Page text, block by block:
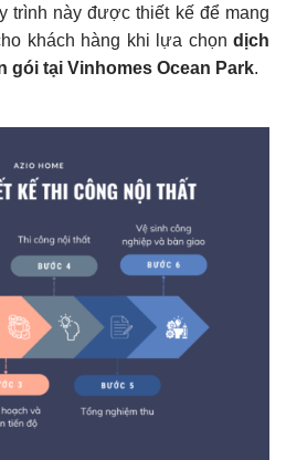
trình này được thiết kế để mang
khách hàng khi lựa chọn dịch
gói tại Vinhomes Ocean Park.